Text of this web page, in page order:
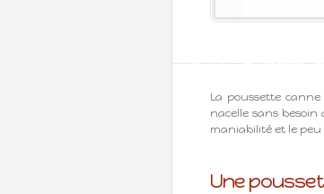
La poussette
nacelle sans
maniabilité et le
Une